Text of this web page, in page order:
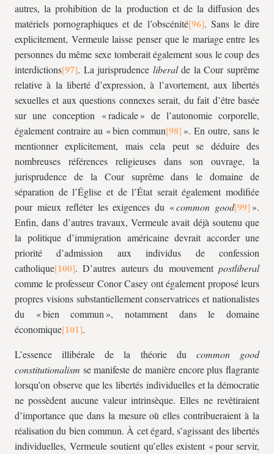
autres, la prohibition de la production et de la diffusion des
matériels pornographiques et de l’obscénité
. Sans le dire
explicitement, Vermeule laisse penser que le mariage entre les
personnes du même sexe tomberait également sous le coup des
interdictions
. La jurisprudence liberalde la Cour suprême
relative à la liberté d’expression, à l’avortement, aux libertés
sexuelles et aux questions connexes serait, du fait d’être basée
sur une conception « radicale » de l’autonomie corporelle,
également contraire au « bien commun
». En outre, sans le
mentionner explicitement, mais cela peut se déduire des
nombreuses références religieuses dans son ouvrage, la
jurisprudence de la Cour suprême dans le domaine de
séparation de l’Église et de l’État serait également modifiée
pour mieux refléter les exigences du «common good
».
Enfin, dans d’autres travaux, Vermeule avait déjà soutenu que
la politique d’immigration américaine devrait accorder une
priorité d’admission aux individus de confession
catholique
. D’autres auteurs du mouvement postliberal
comme le professeur Conor Casey ont également proposé leurs
propres visions substantiellement conservatrices et nationalistes
du « bien commun », notamment dans le domaine
économique
.
L’essence illibérale de la théorie du common good
constitutionalism se manifeste de manière encore plus flagrante
lorsqu’on observe que les libertés individuelles et la démocratie
ne possèdent aucune valeur intrinsèque. Elles ne revêtiraient
d’importance que dans la mesure où elles contribueraient à la
réalisation du bien commun. À cet égard, s’agissant des libertés
individuelles, Vermeule soutient qu’elles existent « pour servir,